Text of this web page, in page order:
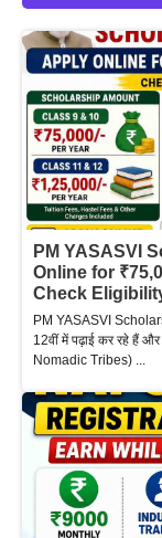
PM YASASVI
Online for
Check
PM YASASVI
12वीं में पढ़ाई कर रहे हैं
Nomadic Tribes) ...